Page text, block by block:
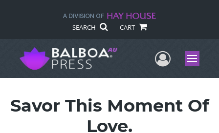
SEARCH CART
UserMenu
Savor This Moment Of
Love.